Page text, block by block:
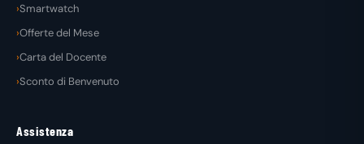
Smartwatch
Offerte del Mese
Carta del Docente
Sconto di Benvenuto
Assistenza